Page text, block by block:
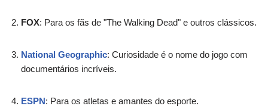
FOX: Para os fãs de "The Walking Dead" e outros clássicos.
National Geographic: Curiosidade é o nome do jogo com
documentários incríveis.
ESPN: Para os atletas e amantes do esporte.